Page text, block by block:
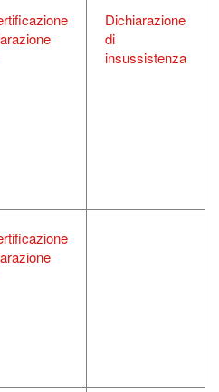
Dichiarazione
di
insussistenza